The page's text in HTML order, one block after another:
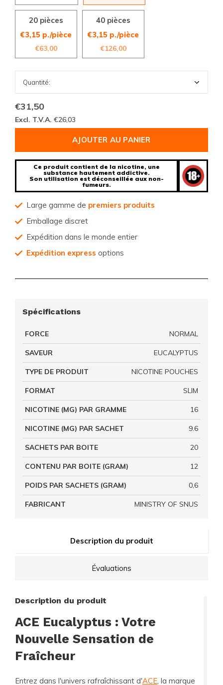
20 pièces
€3,15 p./pièce
€63,00
40 pièces
€3,15 p./pièce
€126,00
€31,50
Excl. T.V.A. €26,03
AJOUTER AU PANIER
Ce produit contient de la nicotine, une
substance hautement addictive.
Son utilisation est déconseillée aux non-
fumeurs.
Large gamme de premiers produits
Emballage discret
Expédition dans le monde entier
Expédition express options
Description du produit
Évaluations
Description du produit
ACE Eucalyptus : Votre
Nouvelle Sensation de
Fraîcheur
Entrez dans l'univers rafraîchissant d'ACE, la marque
Spécifications
FORCE NORMAL
SAVEUR EUCALYPTUS
TYPE DE PRODUIT NICOTINE POUCHES
FORMAT SLIM
NICOTINE (MG) PAR GRAMME 16
NICOTINE (MG) PAR SACHET 9.6
SACHETS PAR BOITE 20
CONTENU PAR BOITE (GRAM) 12
POIDS PAR SACHETS (GRAM) 0,6
FABRICANT MINISTRY OF SNUS